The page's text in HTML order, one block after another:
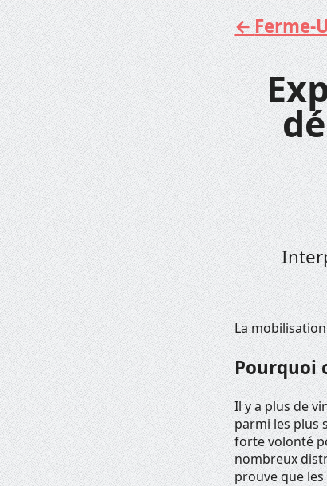
Aller
au
contenu
Ferme-
La
Pourquoi
Il y a plus de
parmi les plus
forte volonté
nombreux
prouve que